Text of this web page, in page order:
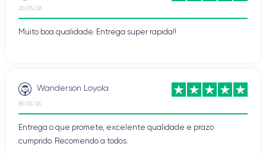
20/05/26
Muito boa qualidade. Entrega super rapida!!
Wanderson Loyola
18/05/26
Entrega o que promete, excelente qualidade e prazo
cumprido. Recomendo a todos.